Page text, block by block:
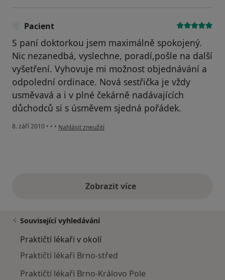
Pacient
S paní doktorkou jsem maximálně spokojený.
Nic nezanedbá, vyslechne, poradí,pošle na další
vyšetření. Vyhovuje mi možnost objednávání a
odpolední ordinace. Nová sestřička je vždy
usměvavá a i v plné čekárně nadávajících
důchodců si s úsměvem sjedná pořádek.
8. září 2010 • • • podle názoru uživatele Pacient
Nahlásit zneužití
Zobrazit vícevýše uvedené názory
Související vyhledávání
Praktičtí lékaři v okolí
Praktičtí lékaři Brno-střed
Praktičtí lékaři Brno-Královo Pole